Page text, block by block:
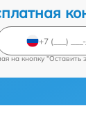
на кнопку "Оставить